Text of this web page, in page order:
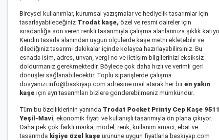
Bireysel kullanımlar, kurumsal yazışmalar ve hediyelik tasarımlar için
tasarlayabileceğiniz Trodat kaşe, özel ve resmi daireler için
sıradanlığa son veren renkli tasarımıyla çalışma alanlarınıza şıklık
Kendin tasarla alanından uygun ölçülerde kaşe metni ekletebilir ve
dilediğiniz tasarımı dakikalar içinde kolayca hazırlayabilirsiniz. Bu
esnada isim, adres, unvan, vergi no ve iletişim bilgilerinizi eksiksiz
doldurmanız gerekmektedir. Böylece çok daha hızlı ve verimli geri
dönüşler sağlanabilecektir. Toplu siparişlerde çalışma
dosyanızı info@baskiyap.com adresine mail atarak her biren yakın
kaşe için ayrı tasarımları bizlere gönderebilmeniz mümkündür.
Tüm bu özelliklerinin yanında Trodat Pocket Printy Cep Kaşe
Yeşil-Mavi , ekonomik fiyatı ve kullanışlı tasarımıyla ön plana çıkıyor.
Daha pek çok farklı marka, model, renk, kullanım amacı, ebat ve
tasarımda kişiye özel kaşe ürününe uygun fiyatlarla baskiyap.com